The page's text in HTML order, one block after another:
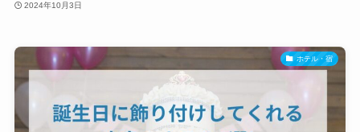
2024年10月3日
ホテル・宿